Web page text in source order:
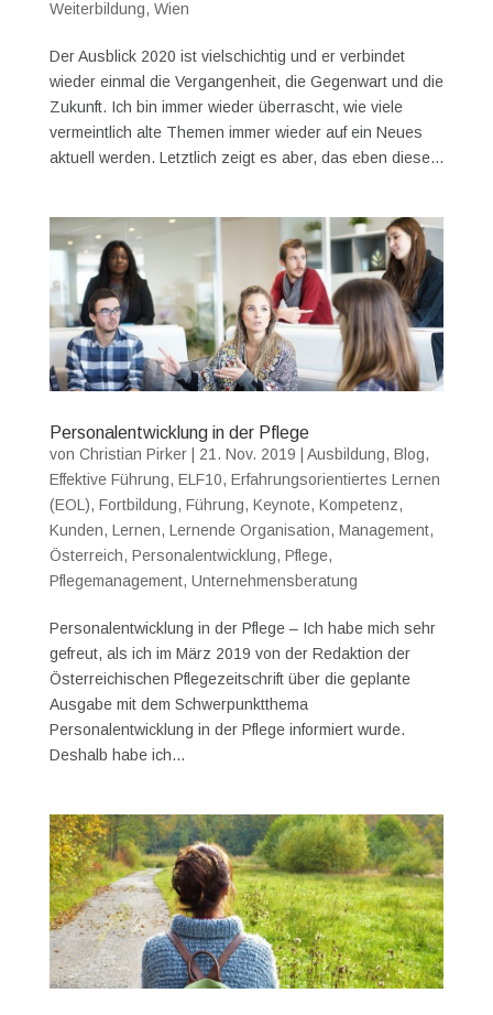
Weiterbildung, Wien
Der Ausblick 2020 ist vielschichtig und er verbindet
wieder einmal die Vergangenheit, die Gegenwart und die
Zukunft. Ich bin immer wieder überrascht, wie viele
vermeintlich alte Themen immer wieder auf ein Neues
aktuell werden. Letztlich zeigt es aber, das eben diese...
Personalentwicklung in der Pflege
von Christian Pirker| 21. Nov. 2019 Ausbildung, Blog,
Effektive Führung, ELF10, Erfahrungsorientiertes Lernen
(EOL), Fortbildung, Führung, Keynote, Kompetenz,
Kunden, Lernen, Lernende Organisation, Management,
Österreich, Personalentwicklung, Pflege,
Pflegemanagement, Unternehmensberatung
Personalentwicklung in der Pflege – Ich habe mich sehr
gefreut, als ich im März 2019 von der Redaktion der
Österreichischen Pflegezeitschrift über die geplante
Ausgabe mit dem Schwerpunktthema
Personalentwicklung in der Pflege informiert wurde.
Deshalb habe ich...